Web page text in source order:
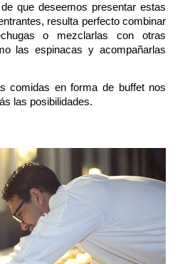
que deseemos presentar estas
resulta perfecto combinar
o mezclarlas con otras
las espinacas y acompañarlas
comidas en forma de buffet nos
las posibilidades.